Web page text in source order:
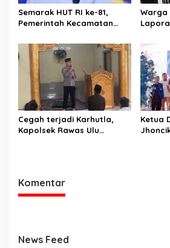
Semarak HUT RI ke-81,
Pemerintah Kecamatan
Lomba
Warga
Muara
Cegah terjadi Karhutla,
Kapolsek Rawas Ulu
Ketua
Komentar
News Feed